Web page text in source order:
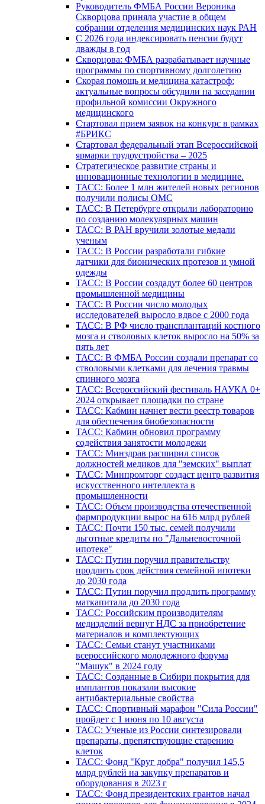
Руководитель ФМБА России Вероника
Скворцова приняла участие в общем
собрании отделения медицинских наук РАН
С 2026 года индексировать пенсии будут
дважды в год
Скворцова: ФМБА разрабатывает научные
программы по спортивному долголетию
Скорая помощь и медицина катастроф:
актуальные вопросы обсудили на заседании
профильной комиссии Окружного
медицинского
Стартовал прием заявок на конкурс в рамках
#БРИКС
Стартовал федеральный этап Всероссийской
ярмарки трудоустройства – 2025
Стратегическое развитие страны и
инновационные технологии в медицине.
ТАСС: Более 1 млн жителей новых регионов
получили полисы ОМС
ТАСС: В Петербурге открыли лабораторию
по созданию молекулярных машин
ТАСС: В РАН вручили золотые медали
ученым
ТАСС: В России разработали гибкие
датчики для бионических протезов и умной
одежды
ТАСС: В России создадут более 60 центров
промышленной медицины
ТАСС: В России число молодых
исследователей выросло вдвое с 2000 года
ТАСС: В РФ число трансплантаций костного
мозга и стволовых клеток выросло на 50% за
пять лет
ТАСС: В ФМБА России создали препарат со
стволовыми клетками для лечения травмы
спинного мозга
ТАСС: Всероссийский фестиваль НАУКА 0+
2024 открывает площадки по стране
ТАСС: Кабмин начнет вести реестр товаров
для обеспечения биобезопасности
ТАСС: Кабмин обновил программу
содействия занятости молодежи
ТАСС: Минздрав расширил список
должностей медиков для "земских" выплат
ТАСС: Минпромторг создаст центр развития
искусственного интеллекта в
промышленности
ТАСС: Объем производства отечественной
фармпродукции вырос на 616 млрд рублей
ТАСС: Почти 150 тыс. семей получили
льготные кредиты по "Дальневосточной
ипотеке"
ТАСС: Путин поручил правительству
продлить срок действия семейной ипотеки
до 2030 года
ТАСС: Путин поручил продлить программу
маткапитала до 2030 года
ТАСС: Российским производителям
медизделий вернут НДС за приобретение
материалов и комплектующих
ТАСС: Семьи станут участниками
всероссийского молодежного форума
"Машук" в 2024 году
ТАСС: Созданные в Сибири покрытия для
имплантов показали высокие
антибактериальные свойства
ТАСС: Спортивный марафон "Сила России"
пройдет с 1 июня по 10 августа
ТАСС: Ученые из России синтезировали
препараты, препятствующие старению
клеток
ТАСС: Фонд "Круг добра" получил 145,5
млрд рублей на закупку препаратов и
оборудования в 2023 г
ТАСС: Фонд президентских грантов начал